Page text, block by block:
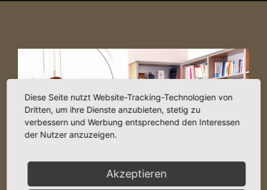
Larger
Image
Diese Seite nutzt Website-Tracking-Technologien von
Dritten, um ihre Dienste anzubieten, stetig zu
verbessern und Werbung entsprechend den Interessen
der Nutzer anzuzeigen.
Akzeptieren